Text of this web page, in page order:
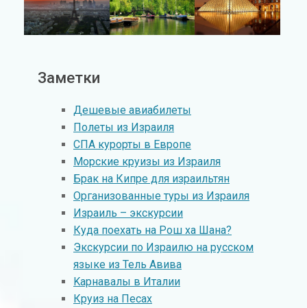
Заметки
Дешевые авиабилеты
Полеты из Израиля
СПА курорты в Европе
Морские круизы из Израиля
Брак на Кипре для израильтян
Организованные туры из Израиля
Израиль – экскурсии
Куда поехать на Рош ха Шана?
Экскурсии по Израилю на русском
языке из Тель Авива
Kарнавалы в Италии
Круиз на Песах